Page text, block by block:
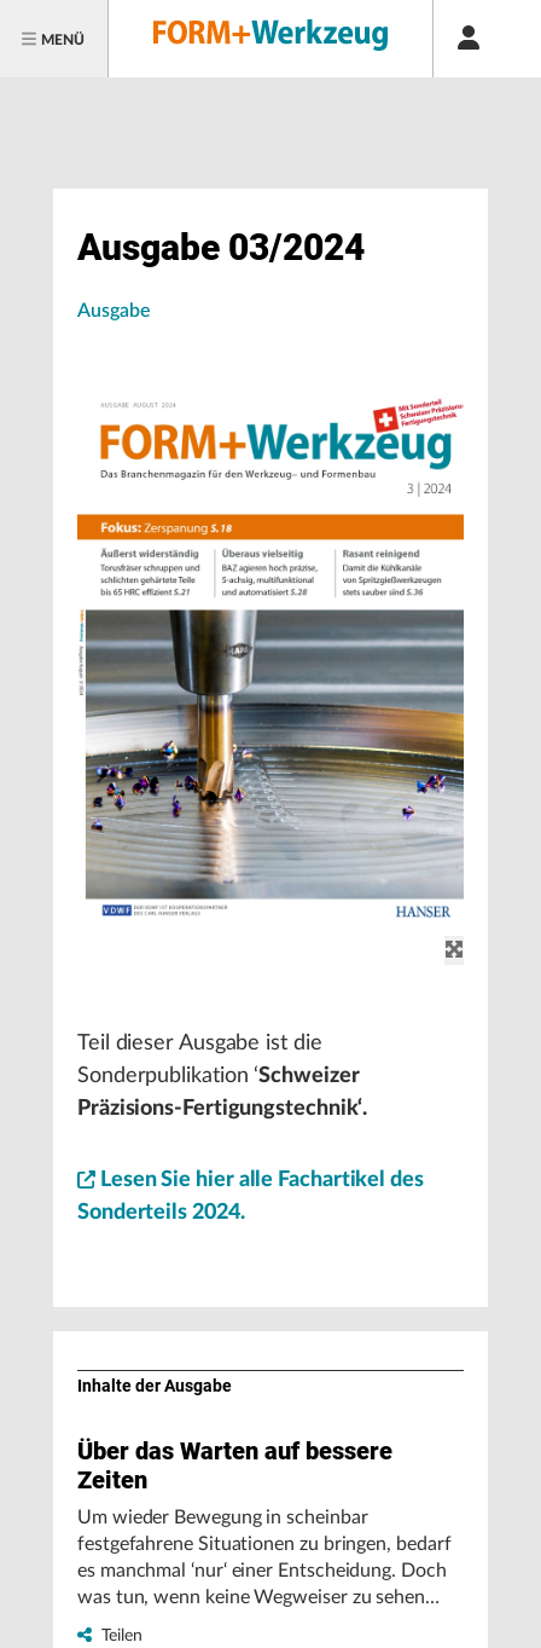
MENÜ
Ausgabe 03/2024
Ausgabe
Teil dieser Ausgabe ist die
Sonderpublikation ‘Schweizer
Präzisions-Fertigungstechnik‘.
Lesen Sie hier alle Fachartikel des
Sonderteils 2024.
Inhalte der Ausgabe
Über das Warten auf bessere
Zeiten
Um wieder Bewegung in scheinbar
festgefahrene Situationen zu bringen, bedarf
es manchmal ‘nur‘ einer Entscheidung. Doch
was tun, wenn keine Wegweiser zu sehen
sind, gut gemeinte Ratschläge sich als
Teilen